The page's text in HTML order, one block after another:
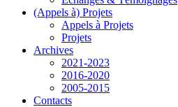
(Appels à) Projets
Appels à Projets
Projets
Archives
2021-2023
2016-2020
2005-2015
Contacts